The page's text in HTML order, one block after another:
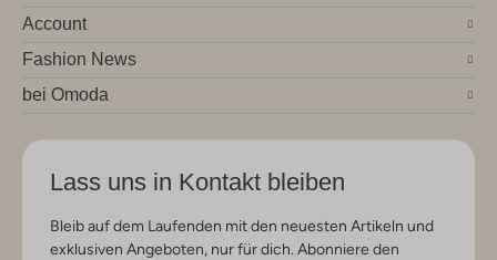
Account
Fashion News
bei Omoda
Lass uns in Kontakt bleiben
Bleib auf dem Laufenden mit den neuesten Artikeln und
exklusiven Angeboten, nur für dich. Abonniere den